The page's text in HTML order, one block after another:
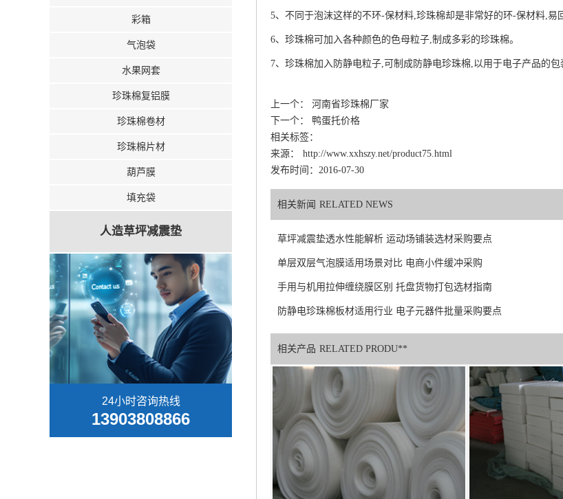
彩箱
气泡袋
水果网套
珍珠棉复铝膜
珍珠棉卷材
珍珠棉片材
葫芦膜
填充袋
人造草坪减震垫
24小时咨询热线
13903808866
5、不同于泡沫这样的不环-保材料,珍珠棉却是非常好的环-保材料,易
6、珍珠棉可加入各种颜色的色母粒子,制成多彩的珍珠棉。
7、珍珠棉加入防静电粒子,可制成防静电珍珠棉,以用于电子产品的包
上一个：
河南省珍珠棉厂家
下一个：
鸭蛋托价格
相关标签：
来源：
http://www.xxhszy.net/product75.html
发布时间：2016-07-30
相关新闻 RELATED NEWS
草坪减震垫透水性能解析 运动场铺装选材采购要点
单层双层气泡膜适用场景对比 电商小件缓冲采购
手用与机用拉伸缠绕膜区别 托盘货物打包选材指南
防静电珍珠棉板材适用行业 电子元器件批量采购要点
相关产品 RELATED PRODU**